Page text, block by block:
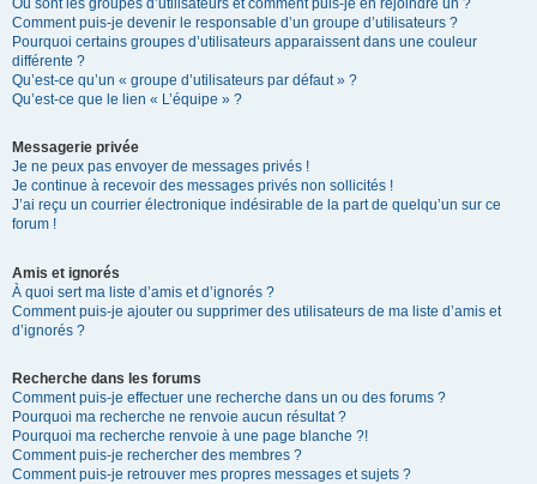
Où sont les groupes d’utilisateurs et comment puis-je en rejoindre un ?
Comment puis-je devenir le responsable d’un groupe d’utilisateurs ?
Pourquoi certains groupes d’utilisateurs apparaissent dans une couleur
différente ?
Qu’est-ce qu’un « groupe d’utilisateurs par défaut » ?
Qu’est-ce que le lien « L’équipe » ?
Messagerie privée
Je ne peux pas envoyer de messages privés !
Je continue à recevoir des messages privés non sollicités !
J’ai reçu un courrier électronique indésirable de la part de quelqu’un sur ce
forum !
Amis et ignorés
À quoi sert ma liste d’amis et d’ignorés ?
Comment puis-je ajouter ou supprimer des utilisateurs de ma liste d’amis et
d’ignorés ?
Recherche dans les forums
Comment puis-je effectuer une recherche dans un ou des forums ?
Pourquoi ma recherche ne renvoie aucun résultat ?
Pourquoi ma recherche renvoie à une page blanche ?!
Comment puis-je rechercher des membres ?
Comment puis-je retrouver mes propres messages et sujets ?